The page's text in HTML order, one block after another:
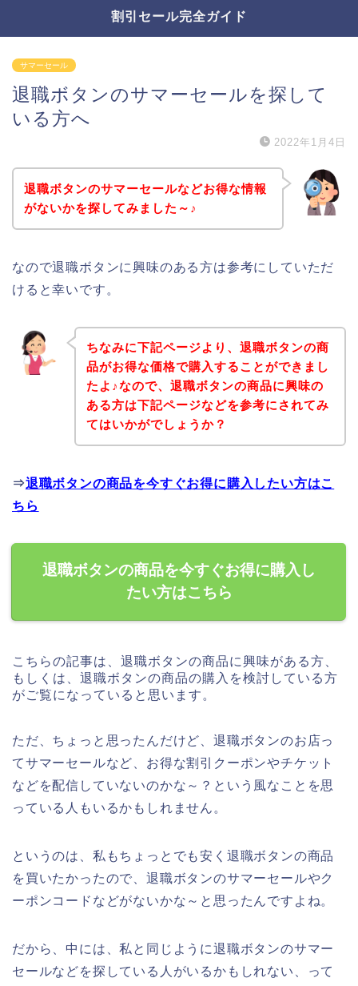
割引セール完全ガイド
サマーセール
退職ボタンのサマーセールを探して
いる方へ
2022年1月4日
退職ボタンのサマーセールなどお得な情報
がないかを探してみました～♪
なので退職ボタンに興味のある方は参考にしていただ
けると幸いです。
ちなみに下記ページより、退職ボタンの商
品がお得な価格で購入することができまし
たよ♪なので、退職ボタンの商品に興味の
ある方は下記ページなどを参考にされてみ
てはいかがでしょうか？
⇒退職ボタンの商品を今すぐお得に購入したい方はこ
ちら
退職ボタンの商品を今すぐお得に購入し
たい方はこちら
こちらの記事は、退職ボタンの商品に興味がある方、
もしくは、退職ボタンの商品の購入を検討している方
がご覧になっていると思います。
ただ、ちょっと思ったんだけど、退職ボタンのお店っ
てサマーセールなど、お得な割引クーポンやチケット
などを配信していないのかな～？という風なことを思
っている人もいるかもしれません。
というのは、私もちょっとでも安く退職ボタンの商品
を買いたかったので、退職ボタンのサマーセールやク
ーポンコードなどがないかな～と思ったんですよね。
だから、中には、私と同じように退職ボタンのサマー
セールなどを探している人がいるかもしれない、って